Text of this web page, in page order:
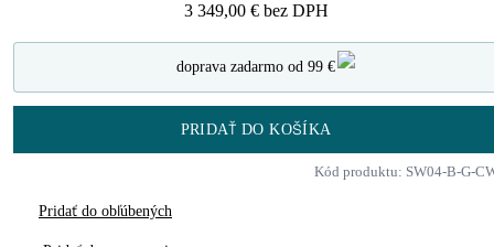
3 349,00 € bez DPH
doprava zadarmo od 99 €
PRIDAŤ DO KOŠÍKA
Kód produktu: SW04-B-G-
Pridať do obľúbených